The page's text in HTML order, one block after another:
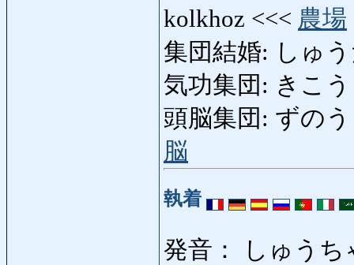
kolkhoz <<< 農場
集団結婚: しゅ
気功集団: きこ
頭脳集団: ずの
脳
執着
発音： しゅうち